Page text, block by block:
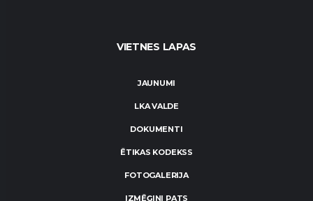
VIETNES LAPAS
JAUNUMI
LKA VALDE
DOKUMENTI
ĒTIKAS KODEKSS
FOTOGALERIJA
IZMĒĢINI PATS